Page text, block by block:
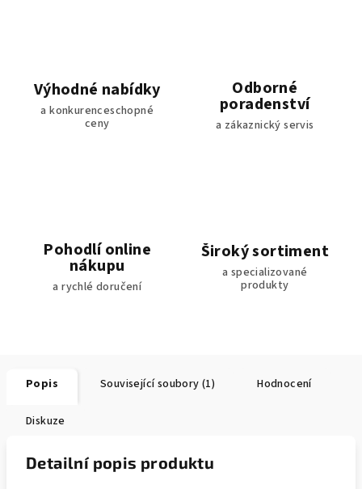
Výhodné nabídky
a konkurenceschopné
ceny
Odborné
poradenství
a zákaznický servis
Pohodlí online
nákupu
a rychlé doručení
Široký sortiment
a specializované
produkty
Popis Související soubory (1) Hodnocení
Diskuze
Detailní popis produktu